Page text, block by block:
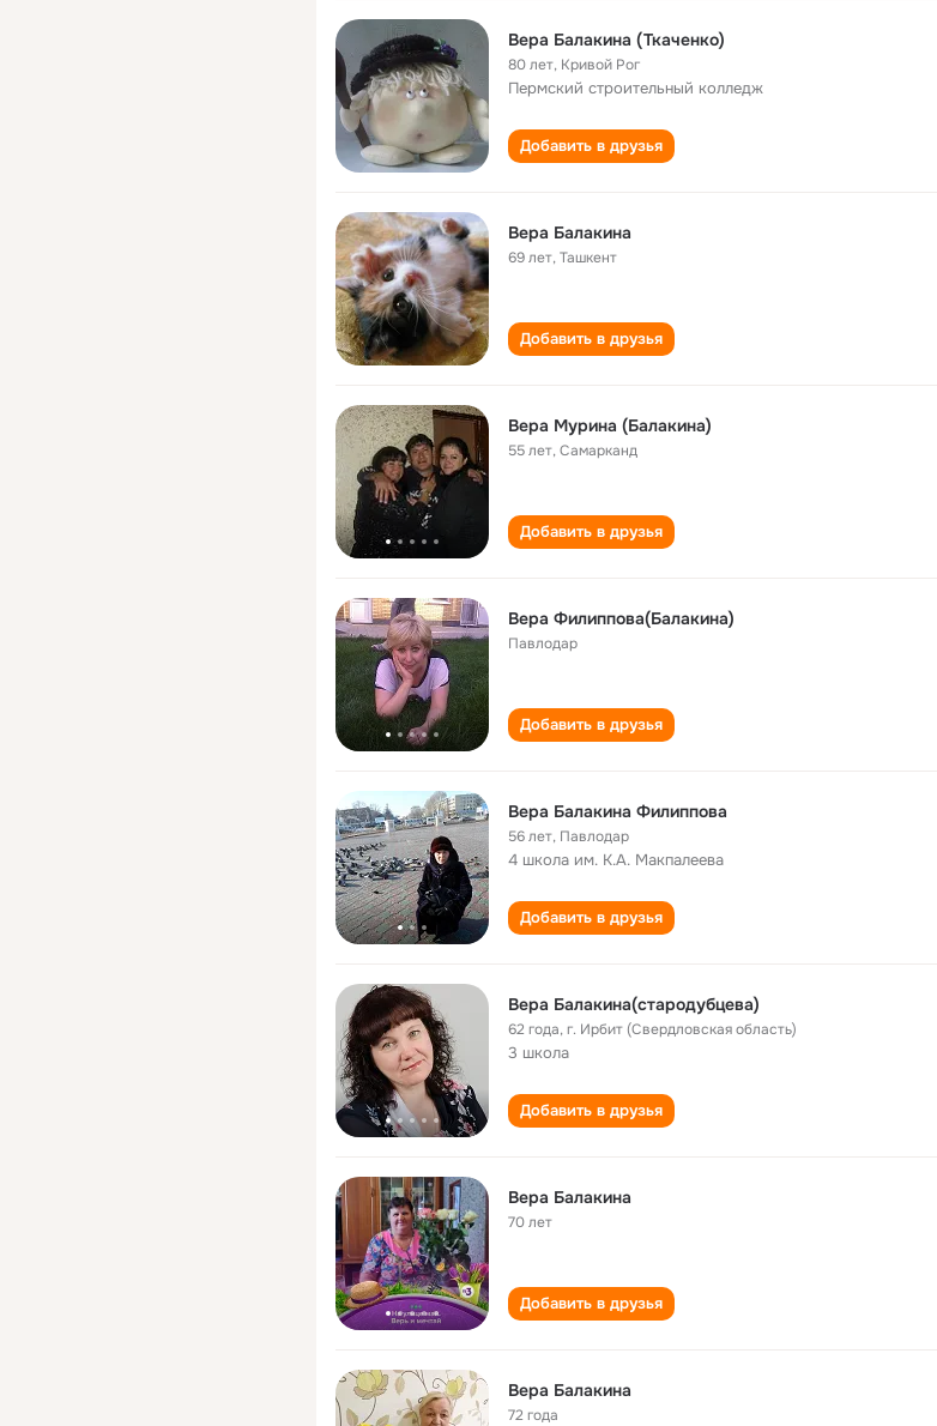
Вера Балакина (Ткаченко)
80 лет, Кривой Рог
Пермский строительный колледж
Добавить в друзья
Вера Балакина
69 лет,Ташкент
Добавить в друзья
Вера Мурина (Балакина)
55 лет,Самарканд
Добавить в друзья
Вера Филиппова(Балакина)
Павлодар
Добавить в друзья
Вера Балакина Филиппова
56 лет, Павлодар
4 школа им. К.А. Макпалеева
Добавить в друзья
Вера Балакина(стародубцева)
62 года,г. Ирбит (Свердловская область)
3 школа
Добавить в друзья
Вера Балакина
70 лет
Добавить в друзья
Вера Балакина
72 года